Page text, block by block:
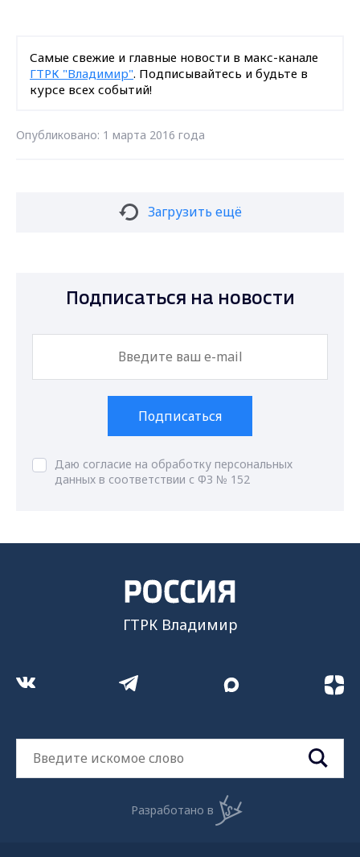
Самые свежие и главные новости в макс-канале
ГТРК "Владимир". Подписывайтесь и будьте в
курсе всех событий!
Опубликовано: 1 марта 2016 года
Загрузить ещё
Подписаться на новости
Подписаться
Даю согласие на обработку персональных
данных в соответствии с ФЗ № 152
ГТРК Владимир
Разработано в